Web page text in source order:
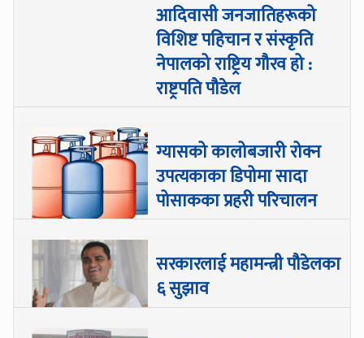
आदिवासी जनजातिहरूको
विशिष्ट पहिचान र संस्कृति
नेपालको राष्ट्रिय गौरव हो :
राष्ट्रपति पौडेल
ग्यासको कालोबजारी रोक्न
उपत्यकाका डिपोमा सादा
पोसाकका प्रहरी परिचालन
सरकारलाई महामन्त्री पौडेलका
६ सुझाव